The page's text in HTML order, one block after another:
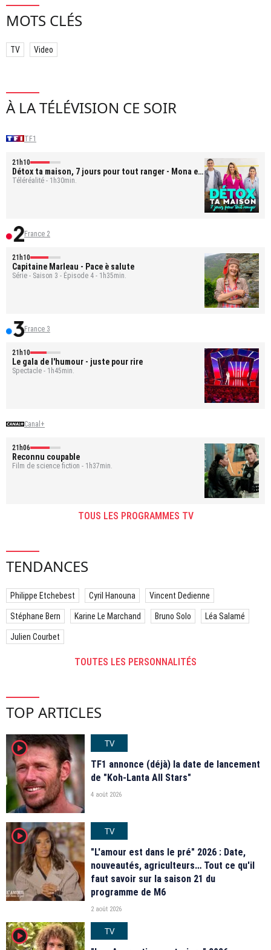
MOTS CLÉS
TV Video
À LA TÉLÉVISION CE SOIR
TF1
21h10
Détox ta maison, 7 jours pour tout ranger - Mona et
Bastien
Téléréalité - 1h30min.
France 2
21h10
Capitaine Marleau - Pace è salute
Série - Saison 3 - Épisode 4 - 1h35min.
France 3
21h10
Le gala de l'humour - juste pour rire
Spectacle - 1h45min.
Canal+
21h06
Reconnu coupable
Film de science fiction - 1h37min.
TOUS LES PROGRAMMES TV
TENDANCES
Philippe Etchebest Cyril Hanouna Vincent Dedienne
Stéphane Bern Karine Le Marchand Bruno Solo Léa Salamé
Julien Courbet
TOUTES LES PERSONNALITÉS
TOP ARTICLES
player2
TV
TF1 annonce (déjà) la date de lancement
de "Koh-Lanta All Stars"
4 août 2026
player2
TV
"L'amour est dans le pré" 2026 : Date,
nouveautés, agriculteurs… Tout ce qu'il
faut savoir sur la saison 21 du
programme de M6
2 août 2026
player2
TV